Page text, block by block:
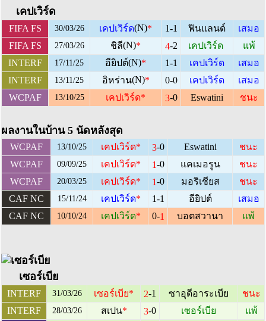
เคปเวิร์ด
FIFA FS 30/03/26 เคปเวิร์ด(N)* 1-1 ฟินแลนด์
เสมอ
FIFA FS
27/03/26 ชิลี(N)* 4-2 เคปเวิร์ด
แพ้
INTERF
17/11/25 อียิปต์(N)* 1-1 เคปเวิร์ด
เสมอ
INTERF
13/11/25 อิหร่าน(N)* 0-0 เคปเวิร์ด
เสมอ
WCPAF
13/10/25 เคปเวิร์ด* 3-0 Eswatini ชนะ
ผลงานในบ้าน 5 นัดหลังสุด
WCPAF 13/10/25 เคปเวิร์ด* 3-0 Eswatini
ชนะ
WCPAF
09/09/25 เคปเวิร์ด* 1-0 แคเมอรูน
ชนะ
WCPAF
20/03/25 เคปเวิร์ด* 1-0 มอริเชียส
ชนะ
CAF NC
15/11/24 เคปเวิร์ด* 1-1 อียิปต์
เสมอ
CAF NC
10/10/24 เคปเวิร์ด* 0-1 บอตสวานา แพ้
เซอร์เบีย
INTERF 31/03/26 เซอร์เบีย* 2-1 ซาอุดีอาระเบีย
ชนะ
INTERF
28/03/26 สเปน* 3-0 เซอร์เบีย แพ้